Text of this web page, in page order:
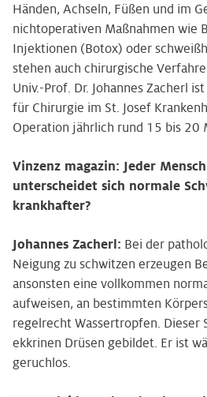
Händen, Achseln, Füßen und im
nichtoperativen Maßnahmen wie
Injektionen (Botox) oder
stehen auch chirurgische
Univ.-Prof. Dr. Johannes Zacherl
für Chirurgie im St. Josef
Operation jährlich rund 15 bis 20
Vinzenz magazin: Jeder
unterscheidet sich normale
krankhafter?
Johannes Zacherl: Bei der
Neigung zu schwitzen erzeugen
ansonsten eine vollkommen
aufweisen, an bestimmten
regelrecht Wassertropfen. Dieser
ekkrinen Drüsen gebildet. Er ist
geruchlos.